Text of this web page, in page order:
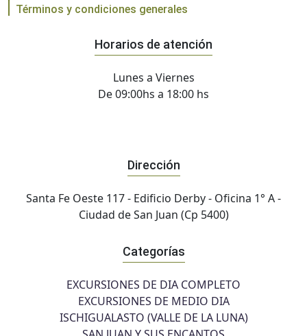
Términos y condiciones generales
Horarios de atención
Lunes a Viernes
De 09:00hs a 18:00 hs
Dirección
Santa Fe Oeste 117 - Edificio Derby - Oficina 1° A -
Ciudad de San Juan (Cp 5400)
Categorías
EXCURSIONES DE DIA COMPLETO
EXCURSIONES DE MEDIO DIA
ISCHIGUALASTO (VALLE DE LA LUNA)